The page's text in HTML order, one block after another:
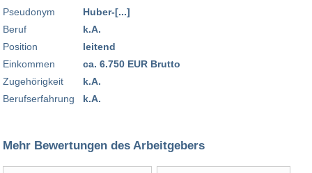
Pseudonym
Beruf
Position
Einkommen
Zugehörigkeit
Berufserfahrung
Huber-[...]
k.A.
leitend
ca. 6.750 EUR Brutto
k.A.
k.A.
Mehr Bewertungen des Arbeitgebers